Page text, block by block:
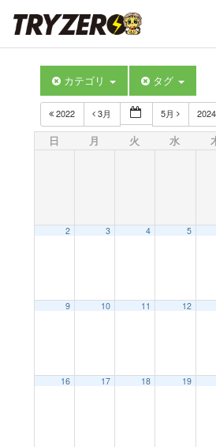
カテゴリ タグ
2022 3月 5月
日 月 火 水
2 3 4 5
9 10 11 12
16 17 18 19